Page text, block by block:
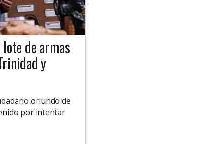
lote de armas
y
oriundo de
por intentar